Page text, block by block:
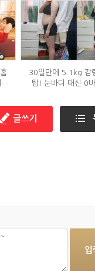
30일만에 5.1kg 감
팁! 눈바디 대신 0